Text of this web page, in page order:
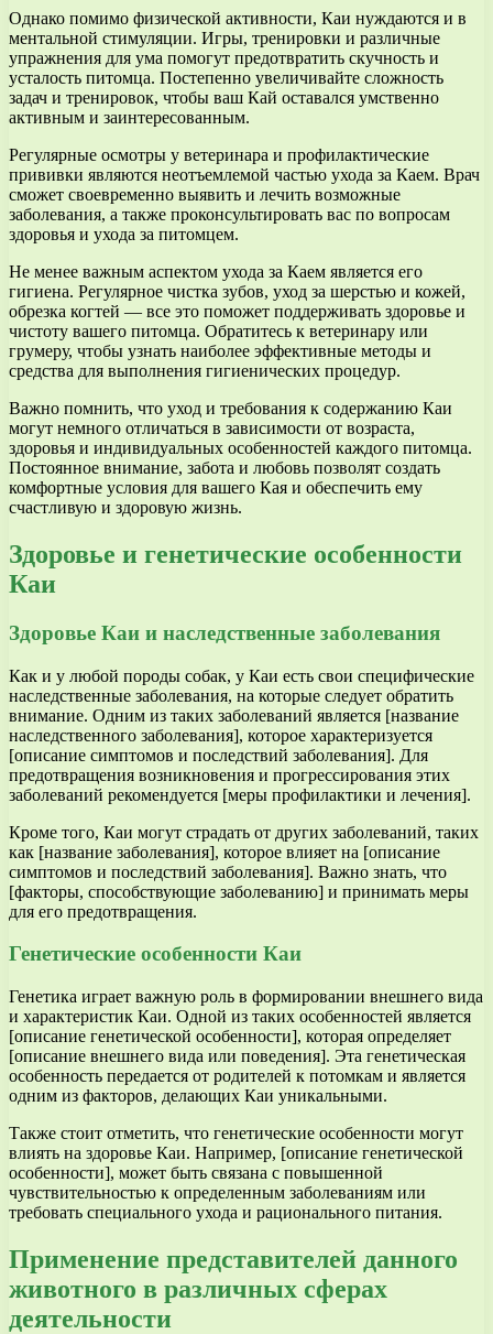
Однако помимо физической активности, Каи нуждаются и в
ментальной стимуляции. Игры, тренировки и различные
упражнения для ума помогут предотвратить скучность и
усталость питомца. Постепенно увеличивайте сложность
задач и тренировок, чтобы ваш Кай оставался умственно
активным и заинтересованным.
Регулярные осмотры у ветеринара и профилактические
прививки являются неотъемлемой частью ухода за Каем. Врач
сможет своевременно выявить и лечить возможные
заболевания, а также проконсультировать вас по вопросам
здоровья и ухода за питомцем.
Не менее важным аспектом ухода за Каем является его
гигиена. Регулярное чистка зубов, уход за шерстью и кожей,
обрезка когтей — все это поможет поддерживать здоровье и
чистоту вашего питомца. Обратитесь к ветеринару или
грумеру, чтобы узнать наиболее эффективные методы и
средства для выполнения гигиенических процедур.
Важно помнить, что уход и требования к содержанию Каи
могут немного отличаться в зависимости от возраста,
здоровья и индивидуальных особенностей каждого питомца.
Постоянное внимание, забота и любовь позволят создать
комфортные условия для вашего Кая и обеспечить ему
счастливую и здоровую жизнь.
Здоровье и генетические особенности
Каи
Здоровье Каи и наследственные заболевания
Как и у любой породы собак, у Каи есть свои специфические
наследственные заболевания, на которые следует обратить
внимание. Одним из таких заболеваний является [название
наследственного заболевания], которое характеризуется
[описание симптомов и последствий заболевания]. Для
предотвращения возникновения и прогрессирования этих
заболеваний рекомендуется [меры профилактики и лечения].
Кроме того, Каи могут страдать от других заболеваний, таких
как [название заболевания], которое влияет на [описание
симптомов и последствий заболевания]. Важно знать, что
[факторы, способствующие заболеванию] и принимать меры
для его предотвращения.
Генетические особенности Каи
Генетика играет важную роль в формировании внешнего вида
и характеристик Каи. Одной из таких особенностей является
[описание генетической особенности], которая определяет
[описание внешнего вида или поведения]. Эта генетическая
особенность передается от родителей к потомкам и является
одним из факторов, делающих Каи уникальными.
Также стоит отметить, что генетические особенности могут
влиять на здоровье Каи. Например, [описание генетической
особенности], может быть связана с повышенной
чувствительностью к определенным заболеваниям или
требовать специального ухода и рационального питания.
Применение представителей данного
животного в различных сферах
деятельности